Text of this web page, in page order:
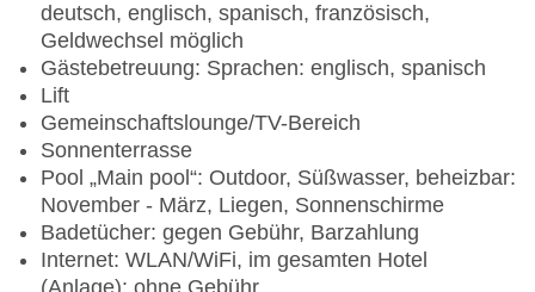
deutsch, englisch, spanisch, französisch,
Geldwechsel möglich
Gästebetreuung: Sprachen: englisch, spanisch
Lift
Gemeinschaftslounge/TV-Bereich
Sonnenterrasse
Pool „Main pool“: Outdoor, Süßwasser, beheizbar:
November - März, Liegen, Sonnenschirme
Badetücher: gegen Gebühr, Barzahlung
Internet: WLAN/WiFi, im gesamten Hotel